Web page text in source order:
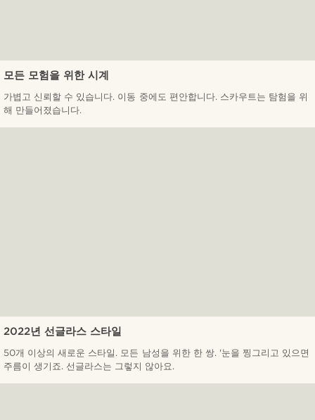
모든 모험을 위한 시계
가볍고 신뢰할 수 있습니다. 이동 중에도 편안합니다. 스카우트는 탐험을 위
해 만들어졌습니다.
2022년 선글라스 스타일
50개 이상의 새로운 스타일. 모든 남성을 위한 한 쌍. '눈을 찡그리고 있으면
주름이 생기죠. 선글라스는 그렇지 않아요.